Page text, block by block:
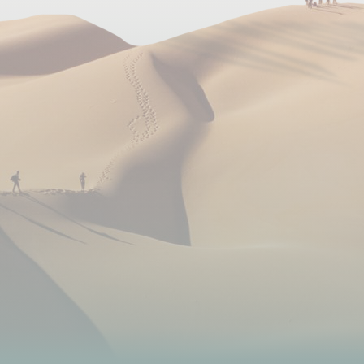
votre voyage, vous êtes accompagné par nos
guides d'aventure, mobilisés à 100% pour vous faire
découvrir des endroits insolites en pleine nature.
Guide accompagnateur local francophone,
connaisseur de l'environnement et des
Une équipe locale pour la logistique pendant les
étapes de trekking (cuisinier, assistants...)
Chauffeur pour les transferts routiers.
Alimentation